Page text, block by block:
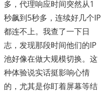
多，代理响应时间突然从1
秒飙到5秒多，连续好几个IP
都连不上。我查了一下日
志，发现那段时间他们的IP
池好像在做大规模切换。这
种体验说实话挺影响心情
的，尤其是你盯着屏幕等结